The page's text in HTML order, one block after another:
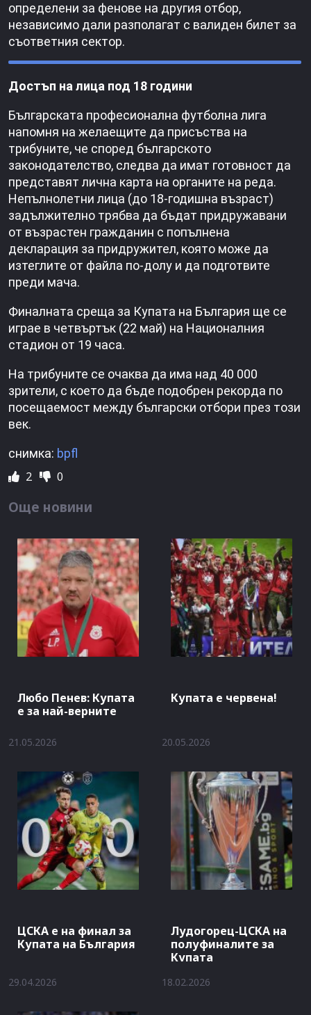
определени за фенове на другия отбор,
независимо дали разполагат с валиден билет за
съответния сектор.
Достъп на лица под 18 години
Българската професионална футболна лига
напомня на желаещите да присъства на
трибуните, че според българското
законодателство, следва да имат готовност да
представят лична карта на органите на реда.
Непълнолетни лица (до 18-годишна възраст)
задължително трябва да бъдат придружавани
от възрастен гражданин с попълнена
декларация за придружител, която може да
изтеглите от файла по-долу и да подготвите
преди мача.
Финалната среща за Купата на България ще се
играе в четвъртък (22 май) на Националния
стадион от 19 часа.
На трибуните се очаква да има над 40 000
зрители, с което да бъде подобрен рекорда по
посещаемост между български отбори през този
век.
снимка: bpfl
2 0
Още новини
Любо Пенев: Купата
е за най-верните
21.05.2026
Купата е червена!
20.05.2026
ЦСКА е на финал за
Купата на България
29.04.2026
Лудогорец-ЦСКА на
полуфиналите за
Купата
18.02.2026